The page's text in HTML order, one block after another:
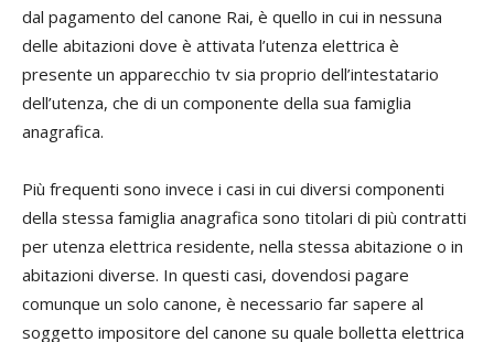
dal pagamento del canone Rai, è quello in cui in nessuna
delle abitazioni dove è attivata l’utenza elettrica è
presente un apparecchio tv sia proprio dell’intestatario
dell’utenza, che di un componente della sua famiglia
anagrafica.
Più frequenti sono invece i casi in cui diversi componenti
della stessa famiglia anagrafica sono titolari di più contratti
per utenza elettrica residente, nella stessa abitazione o in
abitazioni diverse. In questi casi, dovendosi pagare
comunque un solo canone, è necessario far sapere al
soggetto impositore del canone su quale bolletta elettrica